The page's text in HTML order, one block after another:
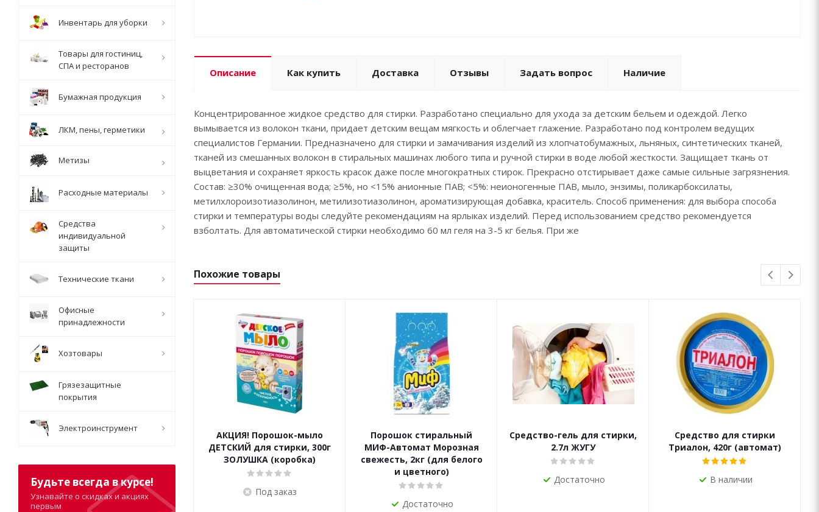
Описание Как купить Доставка Отзывы Задать вопрос Наличие
Концентрированное жидкое средство для стирки. Разработано специально для ухода за детским бельем и одеждой. Легко
вымывается из волокон ткани, придает детским вещам мягкость и облегчает глажение. Разработано под контролем ведущих
специалистов Германии. Предназначено для стирки и замачивания изделий из хлопчатобумажных, льняных, синтетических тканей,
тканей из смешанных волокон в стиральных машинах любого типа и ручной стирки в воде любой жесткости. Защищает ткань от
выцветания и сохраняет яркость красок даже после многократных стирок. Прекрасно отстирывает даже самые сильные загрязнения.
Состав: ≥30% очищенная вода; ≥5%, но <15% анионные ПАВ; <5%: неионогенные ПАВ, мыло, энзимы, поликарбоксилаты,
метилхлороизотиазолинон, метилизотиазолинон, ароматизирующая добавка, краситель. Способ применения: для выбора способа
стирки и температуры воды следуйте рекомендациям на ярлыках изделий. Перед использованием средство рекомендуется
взболтать. Для автоматической стирки необходимо 60 мл геля на 3-5 кг белья. При же
Похожие товары
АКЦИЯ! Порошок-мыло
ДЕТСКИЙ для стирки, 300г
ЗОЛУШКА (коробка)
Под заказ
Порошок стиральный
МИФ-Автомат Морозная
свежесть, 2кг (для белого
и цветного)
Достаточно
Средство-гель для стирки,
2.7л ЖУГУ
Достаточно
Средство для стирки
Триалон, 420г (автомат)
В наличии
Инвентарь для уборки
Товары для гостиниц,
СПА и ресторанов
Бумажная продукция
ЛКМ, пены, герметики
Метизы
Расходные материалы
Средства
индивидуальной
защиты
Технические ткани
Офисные
принадлежности
Хозтовары
Грязезащитные
покрытия
Электроинструмент
Будьте всегда в курсе!
Узнавайте о скидках и акциях
первым